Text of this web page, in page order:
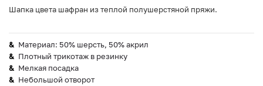
Шапка цвета шафран из теплой полушерстяной пряжи.
Материал: 50% шерсть, 50% акрил
Плотный трикотаж в резинку
Мелкая посадка
Небольшой отворот